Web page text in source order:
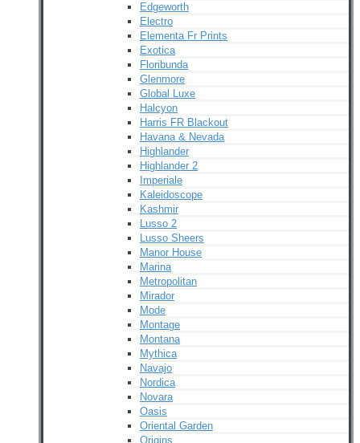
Edgeworth
Electro
Elementa Fr Prints
Exotica
Floribunda
Glenmore
Global Luxe
Halcyon
Harris FR Blackout
Havana & Nevada
Highlander
Highlander 2
Imperiale
Kaleidoscope
Kashmir
Lusso 2
Lusso Sheers
Manor House
Marina
Metropolitan
Mirador
Mode
Montage
Montana
Mythica
Navajo
Nordica
Novara
Oasis
Oriental Garden
Origins